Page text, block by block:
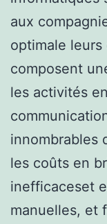
aux
optimale
composent
les activités
innombrables
les coûts en
inefficaceset
manuelles, et